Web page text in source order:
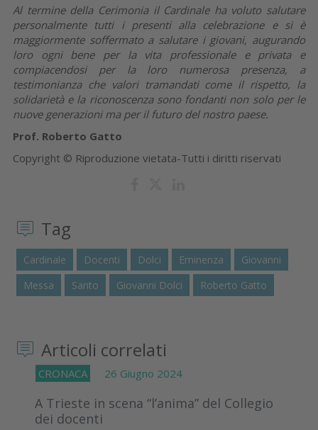
Al termine della Cerimonia il Cardinale ha voluto salutare
personalmente tutti i presenti alla celebrazione e si è
maggiormente soffermato a salutare i giovani, augurando
loro ogni bene per la vita professionale e privata e
compiacendosi per la loro numerosa presenza, a
testimonianza che valori tramandati come il rispetto, la
solidarietà e la riconoscenza sono fondanti non solo per le
nuove generazioni ma per il futuro del nostro paese.
Prof. Roberto Gatto
Copyright © Riproduzione vietata-Tutti i diritti riservati
Tag
Cardinale Docenti Dolci Eminenza
Giovanni
Messa
Santo Giovanni Dolci Roberto Gatto
Articoli correlati
CRONACA 26 Giugno 2024
A Trieste in scena “l’anima” del Collegio
dei docenti